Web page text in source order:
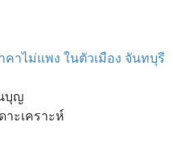
ไม่แพง ในตัวเมือง จันทบุรี
บุญ
ะเคราะห์